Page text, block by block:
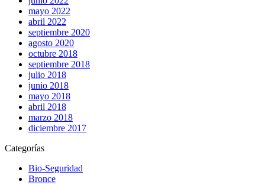
mayo 2022
abril 2022
septiembre 2020
agosto 2020
octubre 2018
septiembre 2018
julio 2018
junio 2018
mayo 2018
abril 2018
marzo 2018
diciembre 2017
Categorías
Bio-Seguridad
Bronce